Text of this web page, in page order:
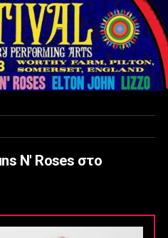
N' Roses στο